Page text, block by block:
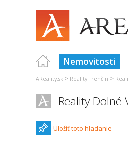
Nemovitosti
AReality.sk > Reality Trenčín >
Reality Dolné
Uložiť toto hladanie